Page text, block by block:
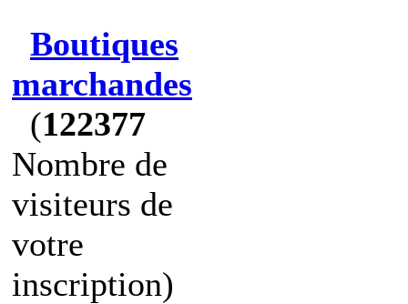
Boutiques
marchandes
(122377
Nombre de
visiteurs de
votre
inscription)